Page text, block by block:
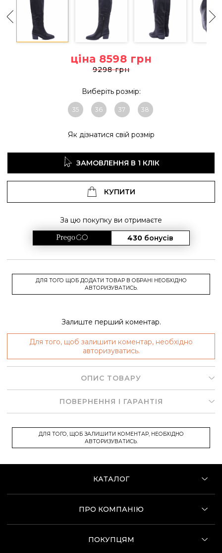
ціна 8598 грн
9298 грн
Виберіть розмір:
35 36 37 38
Як дізнатися свій розмір
ЗАМОВЛЕННЯ В 1 КЛІК
КУПИТИ
За цю покупку ви отримаєте
430 бонусів
ДЛЯ ТОГО ЩОБ ДОДАТИ ТОВАР В ОБРАНІ НЕОБХІДНО
АВТОРИЗУВАТИСЬ.
Залиште перший коментар.
Для того, щоб залишити коментар, необхідно
авторизуватись.
ОПИС ТОВАРУ
ПОВЕРНЕННЯ І ГАРАНТІЯ
ДЛЯ ТОГО, ЩОБ ЗАЛИШИТИ КОМЕНТАР, НЕОБХІДНО
АВТОРИЗУВАТИСЬ.
КАТАЛОГ
ПРО КОМПАНІЮ
ПОКУПЦЯМ